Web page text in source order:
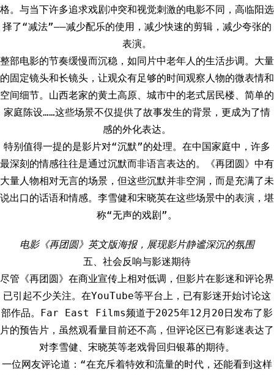
格。与当下许多追求戏剧冲突和视觉刺激的电影不同，高临阳选
择了“减法”——减少配乐的使用，减少快速的剪辑，减少夸张的
表演。
整部电影的节奏缓慢而沉稳，如同片中老年人的生活步调。大量
的固定镜头和长镜头，让观众有足够的时间观察人物的微表情和
空间细节。山西老家的黄土高原、城市中的老式居民楼、简单的
家庭陈设……这些场景不仅提供了故事发生的背景，更成为了情
感的外化表达。
特别值得一提的是影片对“沉默”的处理。在中国家庭中，许多
最深刻的情感往往是通过沉默而非语言表达的。《再团圆》中有
大量人物相对无言的场景，但这些沉默并非空洞，而是充满了未
说出口的话语和情感。李雪健和宋晓英在这些场景中的表演，堪
称“无声的戏剧”。
电影《再团圆》英文版海报，展现影片静谧深沉的氛围
五、社会反响与影迷期待
尽管《再团圆》在商业宣传上相对低调，但影片在影迷和评论界
已引起不少关注。在YouTube等平台上，已有影迷开始讨论这
部作品。Far East Films频道于2025年12月20日发布了影
片的预告片，虽然观看量目前还不高，但评论区已有影迷表达了
对李雪健、宋晓英等老戏骨回归银幕的期待。
一位网友评论道：“在充斥着特效和流量的时代，还能看到这样